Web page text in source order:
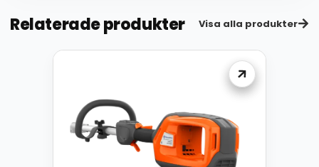
Relaterade produkter Visa alla produkter